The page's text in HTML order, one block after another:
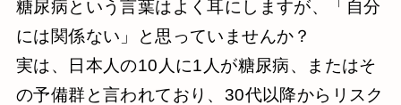
糖尿病という言葉はよく耳にしますが、「自分
には関係ない」と思っていませんか？
実は、日本人の10人に1人が糖尿病、またはそ
の予備群と言われており、30代以降からリスク